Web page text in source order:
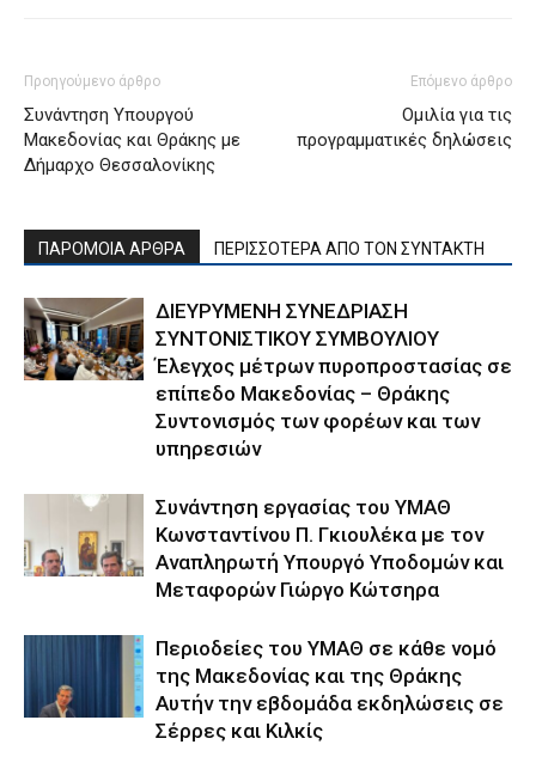
Προηγούμενο άρθρο
Συνάντηση Υπουργού
Μακεδονίας και Θράκης με
Δήμαρχο Θεσσαλονίκης
Επόμενο άρθρο
Ομιλία για τις
προγραμματικές δηλώσεις
ΠΑΡΟΜΟΙΑ ΑΡΘΡΑ ΠΕΡΙΣΣΟΤΕΡΑ ΑΠΟ ΤΟΝ ΣΥΝΤΑΚΤΗ
ΔΙΕΥΡΥΜΕΝΗ ΣΥΝΕΔΡΙΑΣΗ
ΣΥΝΤΟΝΙΣΤΙΚΟΥ ΣΥΜΒΟΥΛΙΟΥ
Έλεγχος μέτρων πυροπροστασίας σε
επίπεδο Μακεδονίας – Θράκης
Συντονισμός των φορέων και των
υπηρεσιών
Συνάντηση εργασίας του ΥΜΑΘ
Κωνσταντίνου Π. Γκιουλέκα με τον
Αναπληρωτή Υπουργό Υποδομών και
Μεταφορών Γιώργο Κώτσηρα
Περιοδείες του ΥΜΑΘ σε κάθε νομό
της Μακεδονίας και της Θράκης
Αυτήν την εβδομάδα εκδηλώσεις σε
Σέρρες και Κιλκίς